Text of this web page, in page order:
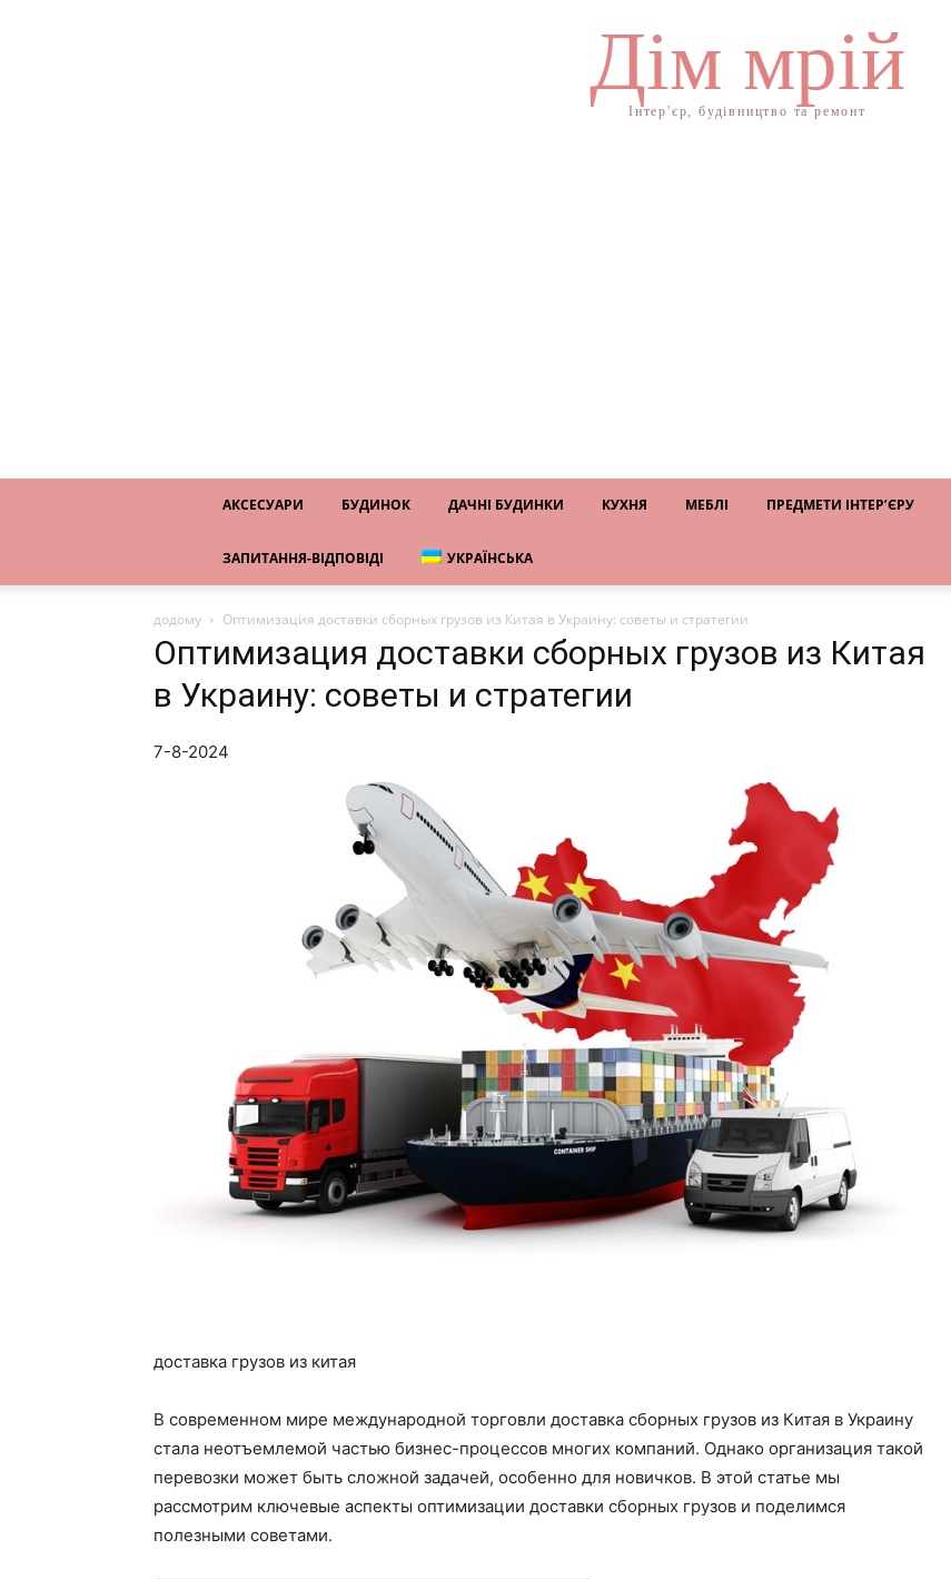
Дім мрій
Інтер'єр, будівництво та ремонт
АКСЕСУАРИ БУДИНОК ДАЧНІ БУДИНКИ КУХНЯ МЕБЛІ ПРЕДМЕТИ ІНТЕР’ЄРУ
ЗАПИТАННЯ-ВІДПОВІДІ УКРАЇНСЬКА
додому Оптимизация доставки сборных грузов из Китая в Украину: советы и стратегии
Оптимизация доставки сборных грузов из Китая
в Украину: советы и стратегии
7-8-2024
доставка грузов из китая
В современном мире международной торговли доставка сборных грузов из Китая в Украину
стала неотъемлемой частью бизнес-процессов многих компаний. Однако организация такой
перевозки может быть сложной задачей, особенно для новичков. В этой статье мы
рассмотрим ключевые аспекты оптимизации доставки сборных грузов и поделимся
полезными советами.